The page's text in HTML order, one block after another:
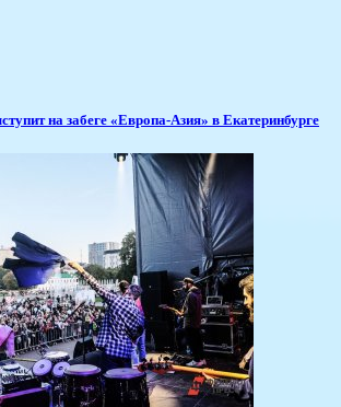
на забеге «Европа-Азия» в Екатеринбурге